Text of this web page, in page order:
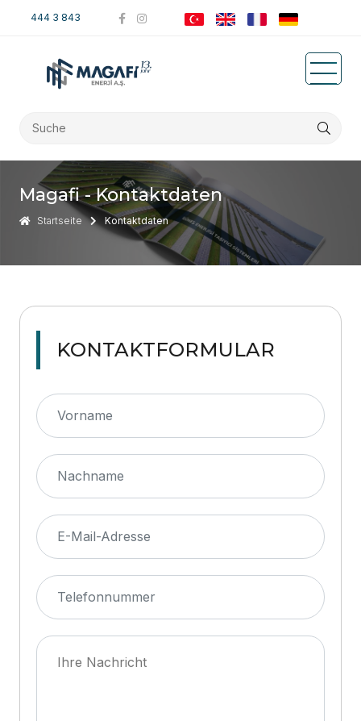
444 3 843
Magafi - Kontaktdaten
Startseite Kontaktdaten
KONTAKTFORMULAR